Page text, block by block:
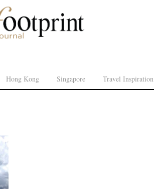
Hong Kong Singapore Travel Inspiration